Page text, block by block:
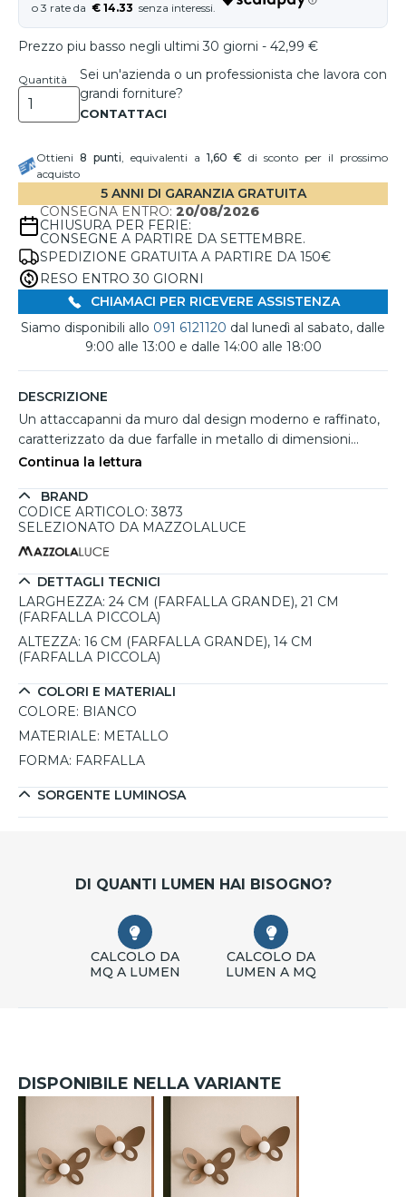
€ 14.33
Prezzo piu basso negli ultimi 30 giorni - 42,99 €
Quantità
Sei un'azienda o un professionista che lavora con
grandi forniture?
Ottieni 8 punti, equivalenti a 1,60 € di sconto per il prossimo
acquisto
5 ANNI DI GARANZIA GRATUITA
CONSEGNA ENTRO: 20/08/2026
CHIUSURA PER FERIE:
CONSEGNE A PARTIRE DA SETTEMBRE.
SPEDIZIONE GRATUITA A PARTIRE DA 150€
RESO ENTRO 30 GIORNI
CHIAMACI PER RICEVERE ASSISTENZA
Siamo disponibili allo 091 6121120 dal lunedì al sabato, dalle
9:00 alle 13:00 e dalle 14:00 alle 18:00
DESCRIZIONE
Un attaccapanni da muro dal design moderno e raffinato,
caratterizzato da due farfalle in metallo di dimensioni
diverse, che donano leggerezza e stile all’ambiente. La
essere collocato in ingressi, camerette o uffici, offrendo un
pratico supporto per abiti e borse. La qualità 100% Made in
tempo. L’installazione è semplice e immediata grazie a viti
e tasselli inclusi nella confezione. Disponibile in diversi
colori per adattarsi a qualsiasi stile d’arredo.
Continua la lettura
BRAND
CODICE ARTICOLO: 3873
SELEZIONATO DA MAZZOLALUCE
DETTAGLI TECNICI
LARGHEZZA: 24 CM (FARFALLA GRANDE), 21 CM
(FARFALLA PICCOLA)
ALTEZZA: 16 CM (FARFALLA GRANDE), 14 CM
(FARFALLA PICCOLA)
COLORI E MATERIALI
COLORE: BIANCO
MATERIALE: METALLO
FORMA: FARFALLA
SORGENTE LUMINOSA
DI QUANTI LUMEN HAI BISOGNO?
CALCOLO DA
MQ A LUMEN
CALCOLO DA
LUMEN A MQ
DISPONIBILE NELLA VARIANTE